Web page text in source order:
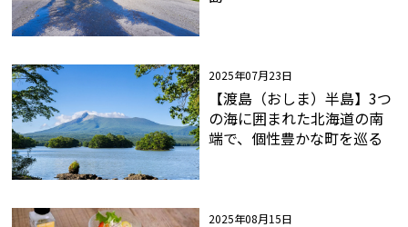
2025年07月23日
【渡島（おしま）半島】3つ
の海に囲まれた北海道の南
端で、個性豊かな町を巡る
2025年08月15日